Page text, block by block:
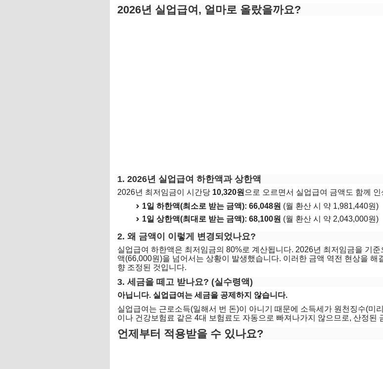
2026년 실업급여, 얼마로 올랐을까요?
1. 2026년 실업급여 하한액과 상한액
2026년 최저임금이 시간당 10,320원 으로 오르면서 실업급여 금액도 함께
1일 하한액(최소로 받는 금액): 66,048원 (월 환산 시 약 1,981,440원)
1일 상한액(최대로 받는 금액): 68,100원 (월 환산 시 약 2,043,000원)
2. 왜 금액이 이렇게 변경되었나요?
실업급여 하한액은 최저임금의 80%로 계산됩니다. 2026년 최저임금을 기
액(66,000원)을 넘어서는 상황이 발생했습니다. 이러한 금액 역전 현상을
향 조정된 것입니다.
3. 세금을 떼고 받나요? (실수령액)
아닙니다. 실업급여는 세금을 공제하지 않습니다.
실업급여는 근로소득(일해서 번 돈)이 아니기 때문에 소득세가 원천징수(미
이나 건강보험료 같은 4대 보험료도 자동으로 빠져나가지 않으므로, 산정된
언제부터 적용받을 수 있나요?